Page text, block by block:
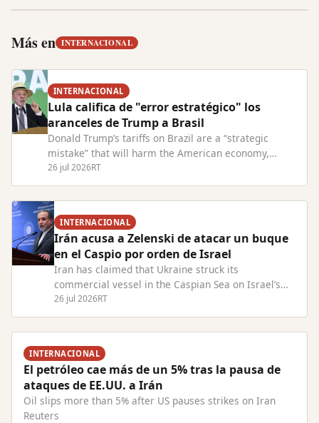
Más en INTERNACIONAL
INTERNACIONAL
Lula califica de "error estratégico" los
aranceles de Trump a Brasil
Donald Trump’s tariffs on Brazil are a “strategic
mistake” that will harm the American economy,
President Lula has warned. Read Full Article at
RT.com
26 jul 2026RT
INTERNACIONAL
Irán acusa a Zelenski de atacar un buque
en el Caspio por orden de Israel
Iran has claimed that Ukraine struck its
commercial vessel in the Caspian Sea on Israel’s
behalf Read Full Article at RT.com
26 jul 2026RT
INTERNACIONAL
El petróleo cae más de un 5% tras la pausa de
ataques de EE.UU. a Irán
Oil slips more than 5% after US pauses strikes on Iran
Reuters